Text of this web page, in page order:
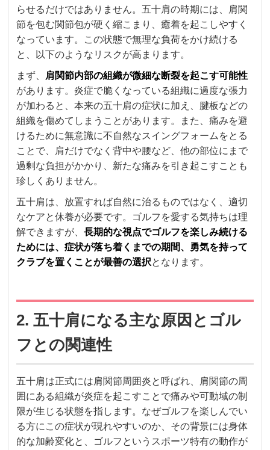
らせるだけではありません。五十肩の時期には、肩関
節を包む関節包が硬く縮こまり、癒着を起こしやすく
なっています。この状態で無理な負荷をかけ続ける
と、以下のようなリスクが高まります。
まず、
肩関節内部の組織が微細な断裂を起こす可能性
があります。炎症で脆くなっている組織に過度な張力
が加わると、本来の五十肩の症状に加え、腱板などの
組織を傷めてしまうことがあります。また、痛みを避
けるために無意識に不自然なスイングフォームをとる
ことで、肩だけでなく背中や腰など、他の部位にまで
過剰な負担がかかり、新たな痛みを引き起こすことも
珍しくありません。
五十肩は、放置すれば自然に治るものではなく、適切
なケアと休養が必要です。ゴルフを愛する気持ちは理
解できますが、長期的な視点でゴルフを楽しみ続ける
ためには、症状が落ち着くまでの期間、勇気を持って
クラブを置くことが最善の選択となります。
2. 五十肩になる主な原因とゴル
フとの関連性
五十肩は正式には肩関節周囲炎と呼ばれ、肩関節の周
囲にある組織が炎症を起こすことで痛みや可動域の制
限が生じる状態を指します。なぜゴルフを楽しんでい
る方にこの症状が現れやすいのか、その背景には身体
的な加齢変化と、ゴルフというスポーツ特有の動作が